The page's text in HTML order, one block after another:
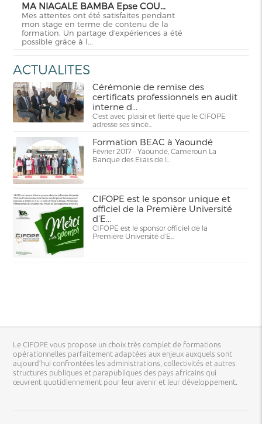
MA NIAGALE BAMBA Epse COU...
Mes attentes ont été satisfaites pendant
mon stage en terme de contenu de la
formation. Un partage d'expériences a été
possible grâce à l...
ACTUALITES
Cérémonie de remise des
certificats professionnels en audit
interne d...
C'est avec plaisir et fierté que le CIFOPE
adresse ses sincè...
Formation BEAC à Yaoundé
Février 2017 - Yaoundé, Cameroun La
Banque des Etats de l...
CIFOPE est le sponsor unique et
officiel de la Première Université
d’E...
CIFOPE est le sponsor officiel de la
Première Université d’E...
Le CIFOPE vous propose un choix très complet de formations
opérationnelles parfaitement adaptées aux enjeux auxquels sont
aujourd’hui confrontées les administrations, collectivités et autres
structures publiques et parapubliques des pays africains qui
œuvrent quotidiennement pour leur avenir et leur développement.